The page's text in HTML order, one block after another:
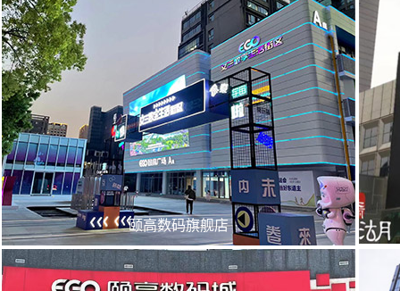
颐高数码旗舰店